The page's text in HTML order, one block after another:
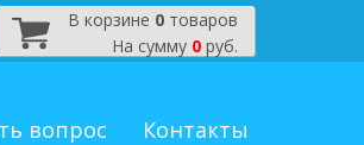
В корзине 0 товаров
На сумму 0 руб.
вопрос Контакты